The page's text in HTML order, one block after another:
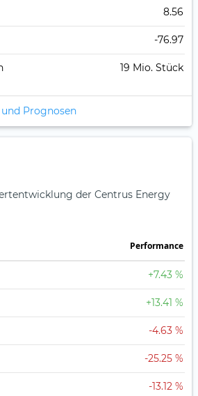
8.56
-76.97
19 Mio. Stück
Prognosen
der Centrus Energy
Perfor­mance
+7.43 %
+13.41 %
-4.63 %
-25.25 %
-13.12 %